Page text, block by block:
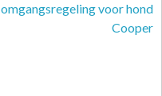
omgangsregeling voor hond
Cooper